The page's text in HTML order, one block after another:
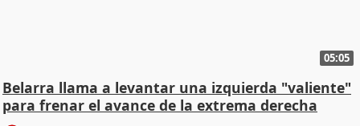
05:05
Belarra llama a levantar una izquierda "valiente"
para frenar el avance de la extrema derecha